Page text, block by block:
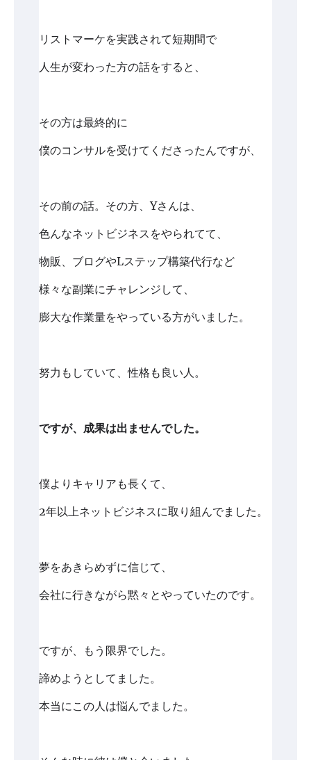
リストマーケを実践されて短期間で
人生が変わった方の話をすると、
その方は最終的に
僕のコンサルを受けてくださったんですが、
その前の話。その方、Yさんは、
色んなネットビジネスをやられてて、
物販、ブログやLステップ構築代行など
様々な副業にチャレンジして、
膨大な作業量をやっている方がいました。
努力もしていて、性格も良い人。
ですが、成果は出ませんでした。
僕よりキャリアも長くて、
2年以上ネットビジネスに取り組んでました。
夢をあきらめずに信じて、
会社に行きながら黙々とやっていたのです。
ですが、もう限界でした。
諦めようとしてました。
本当にこの人は悩んでました。